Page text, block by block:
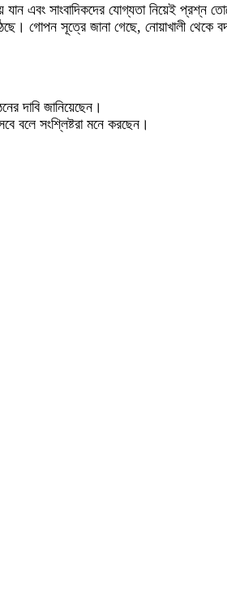
এবং সাংবাদিকদের যোগ্যতা নিয়েই প্রশ্ন
গোপন সূত্রে জানা গেছে, নোয়াখালী থেকে
দাবি জানিয়েছেন।
বলে সংশ্লিষ্টরা মনে করছেন।